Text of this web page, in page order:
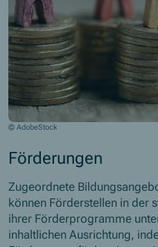
© AdobeStock
Förderungen
Zugeordnete
können Förderstellen in der
ihrer Förderprogramme
inhaltlichen Ausrichtung,